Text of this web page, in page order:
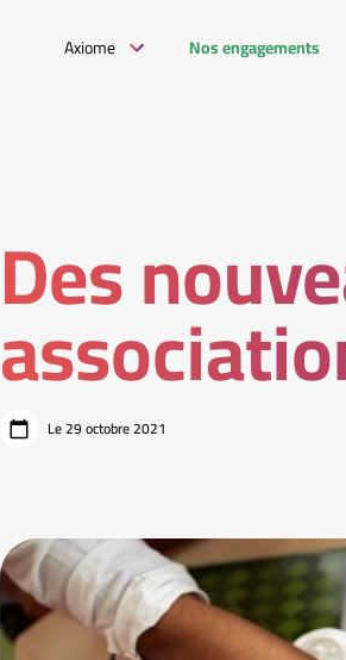
Axiome Nos engagements
Des
Le 29 octobre 2021